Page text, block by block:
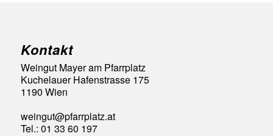
Kontakt
Weingut Mayer am Pfarrplatz
Kuchelauer Hafenstrasse 175
1190 Wien
weingut@pfarrplatz.at
Tel.: 01 33 60 197